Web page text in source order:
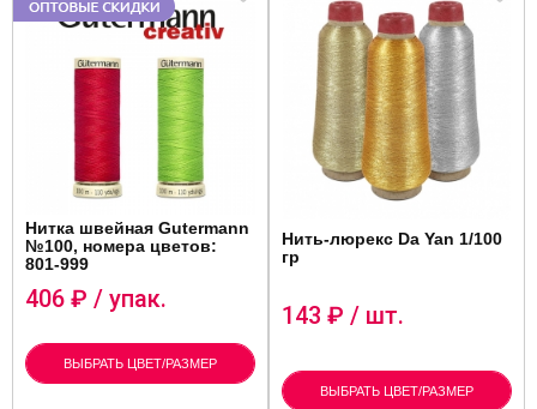
Нитка швейная Gutermann
№100, номера цветов:
801-999
406 ₽ / упак.
ВЫБРАТЬ ЦВЕТ/РАЗМЕР
Нить-люрекс Da Yan 1/100
гр
143 ₽ / шт.
ВЫБРАТЬ ЦВЕТ/РАЗМЕР